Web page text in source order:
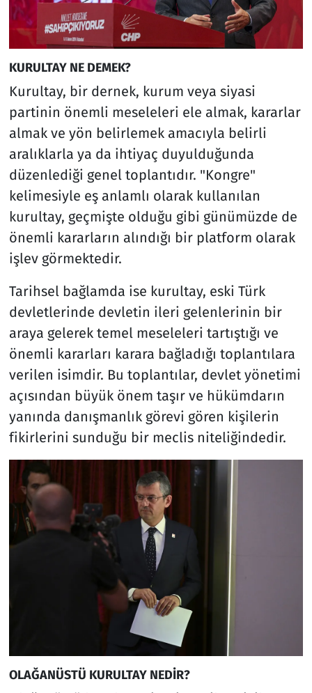
KURULTAY NE DEMEK?
Kurultay, bir dernek, kurum veya siyasi
partinin önemli meseleleri ele almak, kararlar
almak ve yön belirlemek amacıyla belirli
aralıklarla ya da ihtiyaç duyulduğunda
düzenlediği genel toplantıdır. "Kongre"
kelimesiyle eş anlamlı olarak kullanılan
kurultay, geçmişte olduğu gibi günümüzde de
önemli kararların alındığı bir platform olarak
işlev görmektedir.
Tarihsel bağlamda ise kurultay, eski Türk
devletlerinde devletin ileri gelenlerinin bir
araya gelerek temel meseleleri tartıştığı ve
önemli kararları karara bağladığı toplantılara
verilen isimdir. Bu toplantılar, devlet yönetimi
açısından büyük önem taşır ve hükümdarın
yanında danışmanlık görevi gören kişilerin
fikirlerini sunduğu bir meclis niteliğindedir.
OLAĞANÜSTÜ KURULTAY NEDİR?